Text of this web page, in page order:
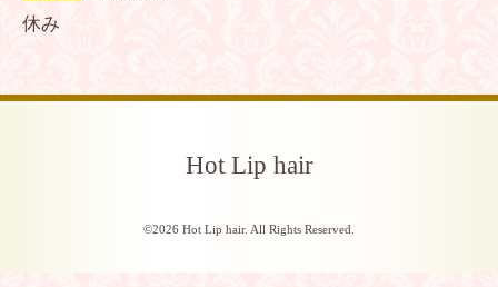
休み
Hot Lip hair
©2026 Hot Lip hair. All Rights Reserved.